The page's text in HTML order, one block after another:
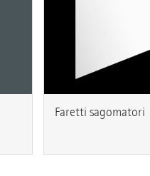
Faretti sagomatori